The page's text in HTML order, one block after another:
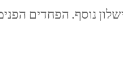
נוסף. הפחדים